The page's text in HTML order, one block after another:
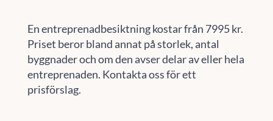
En entreprenadbesiktning kostar från 7995 kr.
Priset beror bland annat på storlek, antal
byggnader och om den avser delar av eller hela
entreprenaden. Kontakta oss för ett
prisförslag.